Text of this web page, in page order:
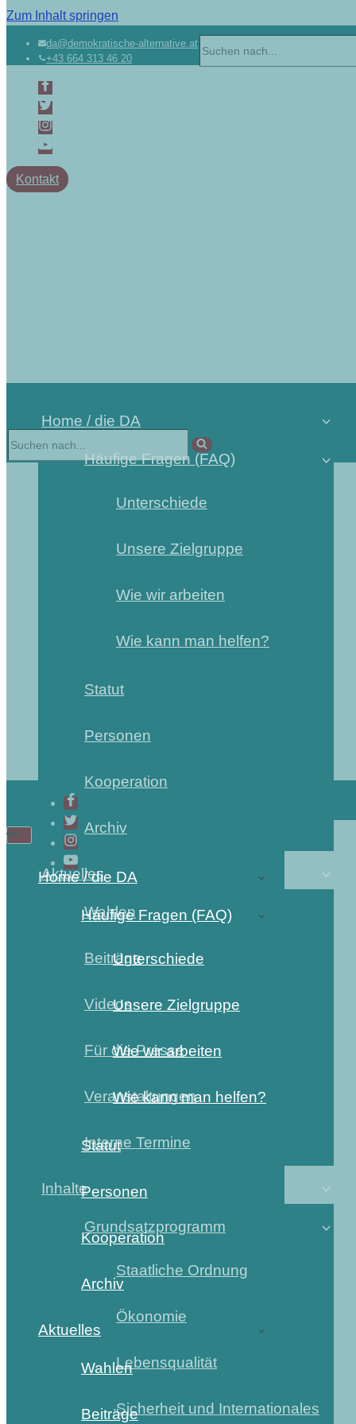
Zum Inhalt springen
da@demokratische-alternative.at
+43 664 313 46 20
Kontakt
Home / die DA
Häufige Fragen (FAQ)
Unterschiede
Unsere Zielgruppe
Wie wir arbeiten
Wie kann man helfen?
Statut
Personen
Kooperation
Archiv
Aktuelles
Wahlen
Beiträge
Videos
Für die Presse
Veranstaltungen
Interne Termine
Inhalte
Grundsatzprogramm
Staatliche Ordnung
Ökonomie
Lebensqualität
Sicherheit und Internationales
Home / die DA
Häufige Fragen (FAQ)
Unterschiede
Unsere Zielgruppe
Wie wir arbeiten
Wie kann man helfen?
Statut
Personen
Kooperation
Archiv
Aktuelles
Wahlen
Beiträge